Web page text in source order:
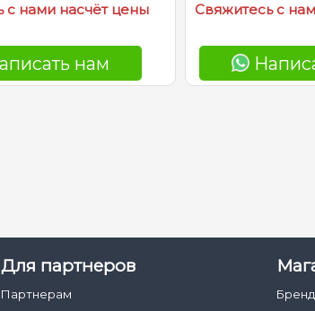
Свяжитесь с нами насчёт цены
Написать нам
Для партнеров
Партнерам